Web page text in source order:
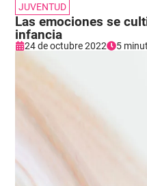
JUVENTUD
Las emociones se
infancia
24 de octubre 2022 5